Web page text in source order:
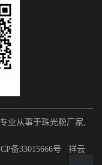
业从事于珠光粉厂家,
备33015666号 祥云